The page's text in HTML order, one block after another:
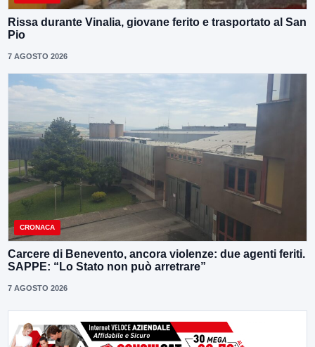
Rissa durante Vinalia, giovane ferito e trasportato al San
Pio
7 AGOSTO 2026
CRONACA
Carcere di Benevento, ancora violenze: due agenti feriti.
SAPPE: “Lo Stato non può arretrare”
7 AGOSTO 2026